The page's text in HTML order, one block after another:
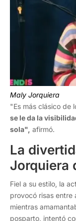
Maly Jorquiera
"Es más clásico de
se le da la
sola", afirmó.
La
Jorquiera
Fiel a su estilo, la
provocó risas entre
mientras
posparto, intentó